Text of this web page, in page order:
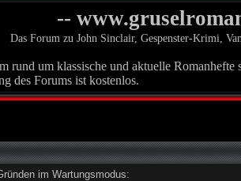
--
Das Forum zu John Sinclair, Gespenster-Krimi,
rund um klassische und aktuelle
des Forums ist kostenlos.
im Wartungsmodus: